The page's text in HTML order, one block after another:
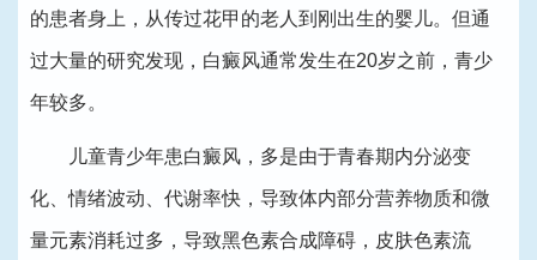
的患者身上，从传过花甲的老人到刚出生的婴儿。但通
过大量的研究发现，白癜风通常发生在20岁之前，青少
年较多。
儿童青少年患白癜风，多是由于青春期内分泌变
化、情绪波动、代谢率快，导致体内部分营养物质和微
量元素消耗过多，导致黑色素合成障碍，皮肤色素流